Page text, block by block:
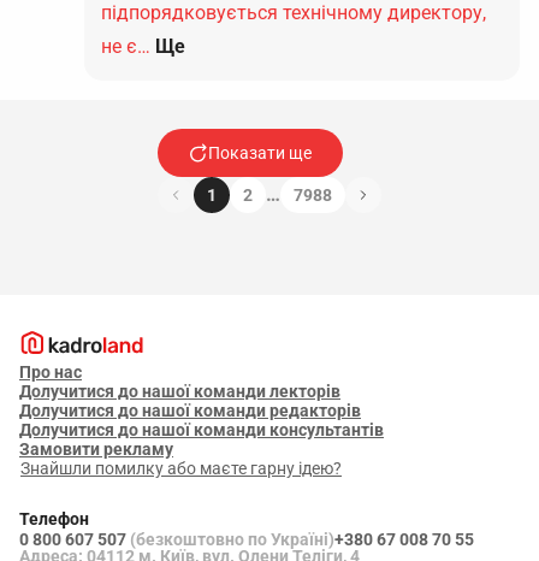
підпорядковується технічному директору,
не є… Ще
Показати ще
1 2 … 7988
Про нас
Долучитися до нашої команди лекторів
Долучитися до нашої команди редакторів
Долучитися до нашої команди консультантів
Замовити рекламу
Знайшли помилку або маєте гарну ідею?
Телефон
0 800 607 507 (безкоштовно по Україні)+380 67 008 70 55
Адреса: 04112 м. Київ, вул. Олени Теліги, 4